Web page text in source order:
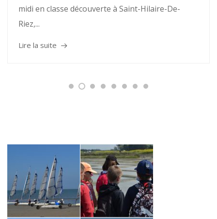
midi en classe découverte à Saint-Hilaire-De-
Riez,...
Lire la suite